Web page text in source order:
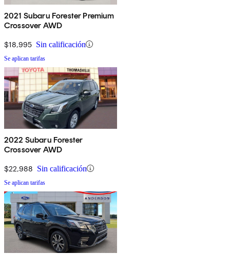
2021 Subaru Forester Premium
Crossover AWD
$18,995 Sin calificación
Se aplican tarifas
2022 Subaru Forester
Crossover AWD
$22,988 Sin calificación
Se aplican tarifas